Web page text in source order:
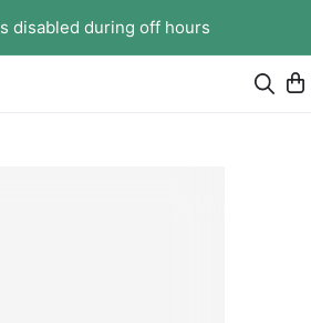
disabled during off hours